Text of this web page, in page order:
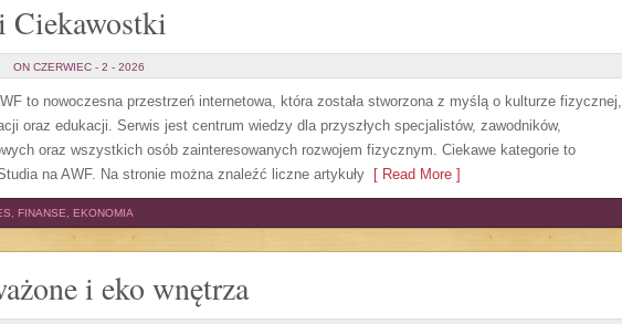
Ciekawostki
ON CZERWIEC - 2 - 2026
to nowoczesna przestrzeń internetowa, która została stworzona z myślą o kulturze fizycznej,
oraz edukacji. Serwis jest centrum wiedzy dla przyszłych specjalistów, zawodników,
oraz wszystkich osób zainteresowanych rozwojem fizycznym. Ciekawe kategorie to
na AWF. Na stronie można znaleźć liczne artykuły [ Read More ]
FINANSE, EKONOMIA
i eko wnętrza